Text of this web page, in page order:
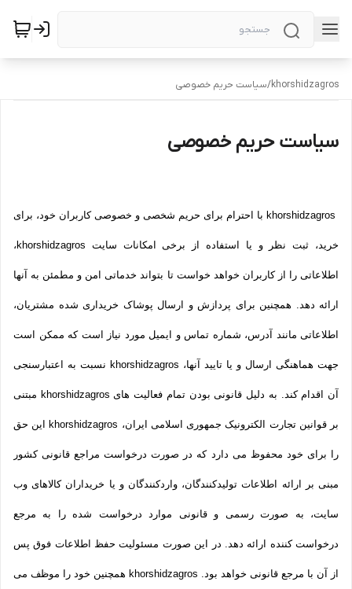
khorshidzagros
/سیاست حریم خصوصی
سیاست حریم خصوصی
khorshidzagros با احترام برای حریم شخصی و خصوصی کاربران خود، برای
خرید، ثبت نظر و یا استفاده از برخی امکانات سایت khorshidzagros،
اطلاعاتی را از کاربران خواهد خواست تا بتواند خدماتی امن و مطمئن به آنها
ارائه دهد. همچنین برای پردازش و ارسال پوشاک خریداری شده مشتریان،
اطلاعاتی مانند آدرس، شماره تماس و ایمیل مورد نیاز است که ممکن است
جهت هماهنگی ارسال و یا تایید آنها، khorshidzagros نسبت به اعتبارسنجی
آن اقدام کند. به دلیل قانونی بودن تمام فعالیت های khorshidzagros مبتنی
بر قوانین تجارت الکترونیک جمهوری اسلامی ایران، khorshidzagros این حق
را برای خود محفوظ می دارد که در صورت درخواست مراجع قانونی کشور
مبنی بر ارائه اطلاعات تولیدکنندگان، واردکنندگان و یا خریداران کالاهای وب
سایت، به صورت رسمی و قانونی موارد درخواست شده را به مرجع
درخواست کننده ارائه دهد. در این صورت مسئولیت حفظ اطلاعات فوق پس
از آن با مرجع قانونی خواهد بود. khorshidzagros همچنین خود را موظف می